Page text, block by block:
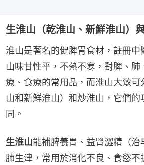
生淮山（乾淮山、新鮮淮山）
淮山是著名的健脾胃食材，註冊中
山味甘性平，不熱不寒，對脾、肺
療、食療的常用品，而淮山大致可
山和新鮮淮山）和炒淮山，它們的
同。
生淮山能補脾養胃、益腎澀精（治
肺生津，常用於消化不良、食慾不